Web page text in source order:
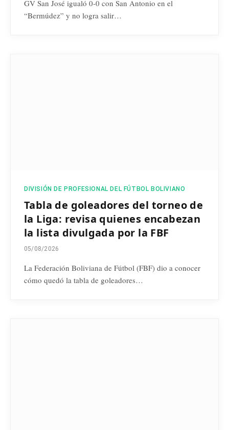
GV San José igualó 0-0 con San Antonio en el
“Bermúdez” y no logra salir…
DIVISIÓN DE PROFESIONAL DEL FÚTBOL BOLIVIANO
Tabla de goleadores del torneo de
la Liga: revisa quienes encabezan
la lista divulgada por la FBF
05/08/2026
La Federación Boliviana de Fútbol (FBF) dio a conocer
cómo quedó la tabla de goleadores…